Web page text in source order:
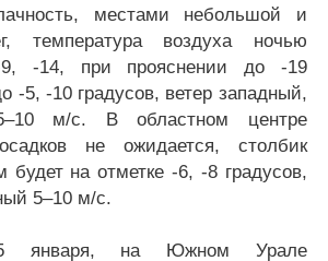
местами небольшой и
температура воздуха ночью
9, -14, при прояснении до -19
-5, -10 градусов, ветер западный,
м/с. В областном центре
не ожидается, столбик
будет на отметке -6, -8 градусов,
5–10 м/с.
января, на Южном Урале